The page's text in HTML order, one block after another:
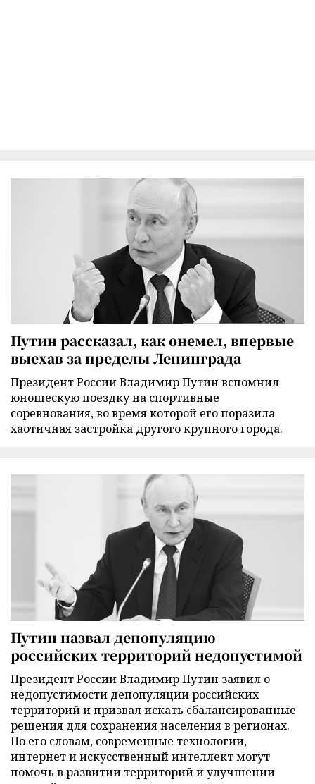
Путин рассказал, как онемел, впервые
выехав за пределы Ленинграда
Президент России Владимир Путин вспомнил
юношескую поездку на спортивные
соревнования, во время которой его поразила
хаотичная застройка другого крупного города.
Путин назвал депопуляцию
российских территорий недопустимой
Президент России Владимир Путин заявил о
недопустимости депопуляции российских
территорий и призвал искать сбалансированные
решения для сохранения населения в регионах.
По его словам, современные технологии,
интернет и искусственный интеллект могут
помочь в развитии территорий и улучшении